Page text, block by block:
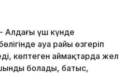
Алдағы үш күнде
ауа райы өзгеріп
көптеген аймақтарда жел
болады, батыс,